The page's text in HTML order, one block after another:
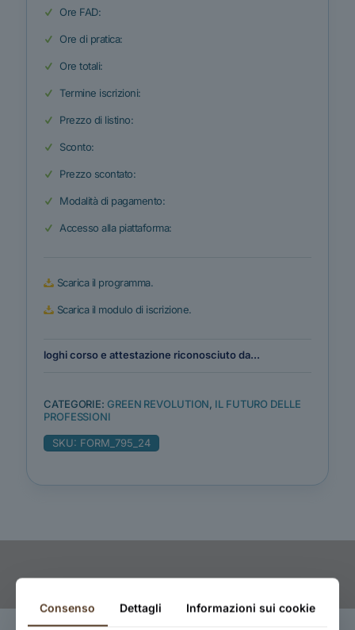
Ore FAD:
Ore di pratica:
Ore totali:
Termine iscrizioni:
Prezzo di listino:
Sconto:
Prezzo scontato:
Modalità di pagamento:
Accesso alla piattaforma:
Scarica il programma.
Scarica il modulo di iscrizione.
loghi corso e attestazione riconosciuto da...
CATEGORIE: GREEN REVOLUTION, IL FUTURO DELLE
PROFESSIONI
SKU: FORM_795_24
Consenso Dettagli Informazioni sui cookie